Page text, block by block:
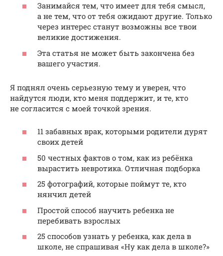
Занимайся тем, что имеет для тебя смысл,
а не тем, что от тебя ожидают другие. Только
через интерес станут возможны все твои
великие достижения.
Эта статья не может быть закончена без
вашего участия.
Я поднял очень серьезную тему и уверен, что
найдутся люди, кто меня поддержит, и те, кто
не согласится с моей точкой зрения.
11 забавных врак, которыми родители дурят
своих детей
50 честных фактов о том, как из ребёнка
вырастить невротика. Отличная подборка
25 фотографий, которые поймут те, кто
нянчил детей
Простой способ научить ребенка не
перебивать взрослых
25 способов узнать у ребенка, как дела в
школе, не спрашивая «Ну как дела в школе?»